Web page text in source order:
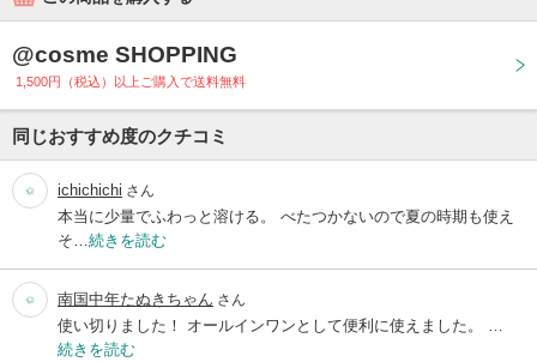
@cosme SHOPPING
1,500円（税込）以上ご購入で送料無料
同じおすすめ度のクチコミ
ichichichi さん
本当に少量でふわっと溶ける。 べたつかないので夏の時期も使え
そ… 続きを読む
南国中年たぬきちゃん さん
使い切りました！ オールインワンとして便利に使えました。 …
続きを読む